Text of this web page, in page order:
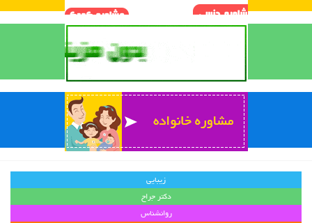
زیبایی
دکتر جراح
روانشناس